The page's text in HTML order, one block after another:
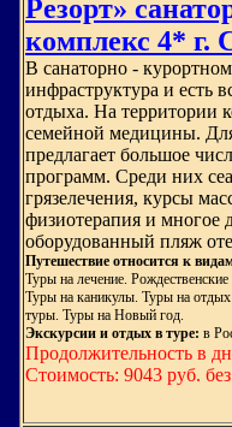
Резорт»
комплекс 4* г.
В санаторно -
инфраструктура и есть
отдыха. На территории
семейной медицины.
предлагает большое
программ. Среди них
грязелечения, курсы
физиотерапия и многое
оборудованный пляж
Путешествие относится к
Туры на лечение.
Туры на каникулы. Туры на
туры. Туры на Новый год.
Экскурсии и отдых в туре: в
Продолжительность в
Стоимость: 9043 руб. без